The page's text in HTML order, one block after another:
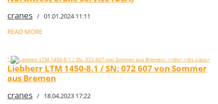
cranes / 01.01.2024 11:11
READ MORE
"
Liebherr LTM 1450-8.1 / SN: 072 607 von Sommer
aus Bremen
cranes / 18.04.2023 17:22